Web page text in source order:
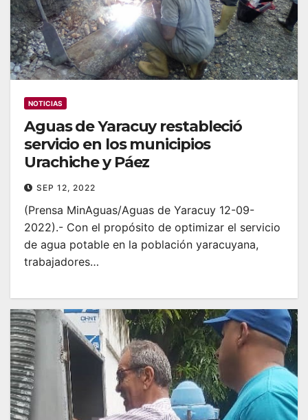
NOTICIAS
Aguas de Yaracuy restableció
servicio en los municipios
Urachiche y Páez
SEP 12, 2022
(Prensa MinAguas/Aguas de Yaracuy 12-09-
2022).- Con el propósito de optimizar el servicio
de agua potable en la población yaracuyana,
trabajadores…